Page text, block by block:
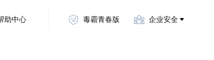
助中心 毒霸青春版 企业安全